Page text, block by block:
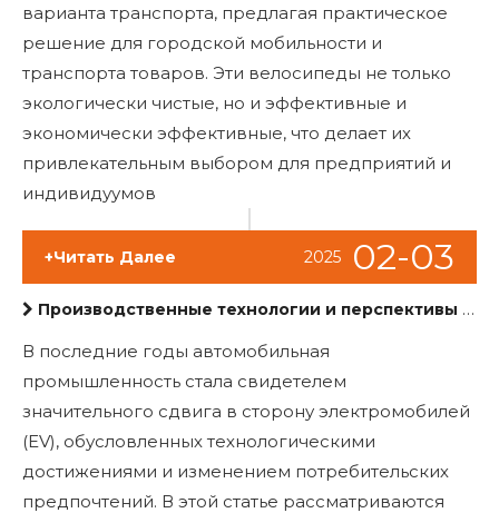
варианта транспорта, предлагая практическое
решение для городской мобильности и
транспорта товаров. Эти велосипеды не только
экологически чистые, но и эффективные и
экономически эффективные, что делает их
привлекательным выбором для предприятий и
индивидуумов
02-03
2025
+Читать Далее
Производственные технологии и перспективы рынка для низкоскоростных электромобилей
В последние годы автомобильная
промышленность стала свидетелем
значительного сдвига в сторону электромобилей
(EV), обусловленных технологическими
достижениями и изменением потребительских
предпочтений. В этой статье рассматриваются